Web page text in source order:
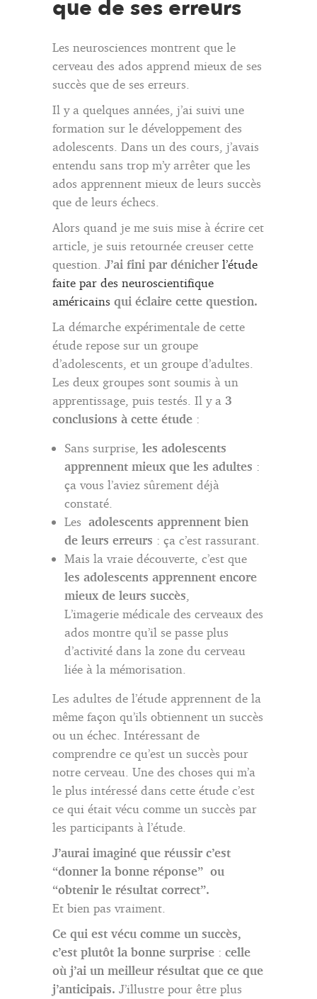
que de ses erreurs
Les neurosciences montrent que le
cerveau des ados apprend mieux de ses
succès que de ses erreurs.
Il y a quelques années, j’ai suivi une
formation sur le développement des
adolescents. Dans un des cours, j’avais
entendu sans trop m’y arrêter que les
ados apprennent mieux de leurs succès
que de leurs échecs.
Alors quand je me suis mise à écrire cet
article, je suis retournée creuser cette
question. J’ai fini par dénicher l’étude
faite par des neuroscientifique
américains qui éclaire cette question.
La démarche expérimentale de cette
étude repose sur un groupe
d’adolescents, et un groupe d’adultes.
Les deux groupes sont soumis à un
apprentissage, puis testés. Il y a 3
conclusions à cette étude :
Sans surprise, les adolescents
apprennent mieux que les adultes :
ça vous l’aviez sûrement déjà
constaté.
Les adolescents apprennent bien
de leurs erreurs : ça c’est rassurant.
Mais la vraie découverte, c’est que
les adolescents apprennent encore
mieux de leurs succès,
L’imagerie médicale des cerveaux des
ados montre qu’il se passe plus
d’activité dans la zone du cerveau
liée à la mémorisation.
Les adultes de l’étude apprennent de la
même façon qu’ils obtiennent un succès
ou un échec. Intéressant de
comprendre ce qu’est un succès pour
notre cerveau. Une des choses qui m’a
le plus intéressé dans cette étude c’est
ce qui était vécu comme un succès par
les participants à l’étude.
J’aurai imaginé que réussir c’est
“donner la bonne réponse” ou
“obtenir le résultat correct”.
Et bien pas vraiment.
Ce qui est vécu comme un succès,
c’est plutôt la bonne surprise : celle
où j’ai un meilleur résultat que ce que
j’anticipais. J’illustre pour être plus